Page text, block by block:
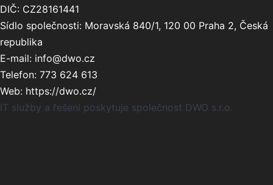
DIČ: CZ28161441
Sídlo společnosti: Moravská 840/1, 120 00 Praha 2, Česká
republika
E-mail: info@dwo.cz
Telefon: 773 624 613
Web: https://dwo.cz/
IT služby a řešení poskytuje společnost DWO s.r.o.